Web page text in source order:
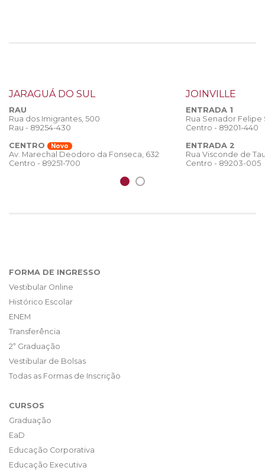
JARAGUÁ DO SUL
RAU
Rua dos Imigrantes, 500
Rau - 89254-430
CENTRO
Novo
Av. Marechal Deodoro da Fonseca, 632
Centro - 89251-700
JOINVILLE
ENTRADA 1
Rua Senador
Centro - 89201-440
ENTRADA 2
Rua Visconde de
Centro - 89203-005
FORMA DE INGRESSO
Vestibular Online
Histórico Escolar
ENEM
Transferência
2ª Graduação
Vestibular de Bolsas
Todas as Formas de Inscrição
CURSOS
Graduação
EaD
Educação Corporativa
Educação Executiva